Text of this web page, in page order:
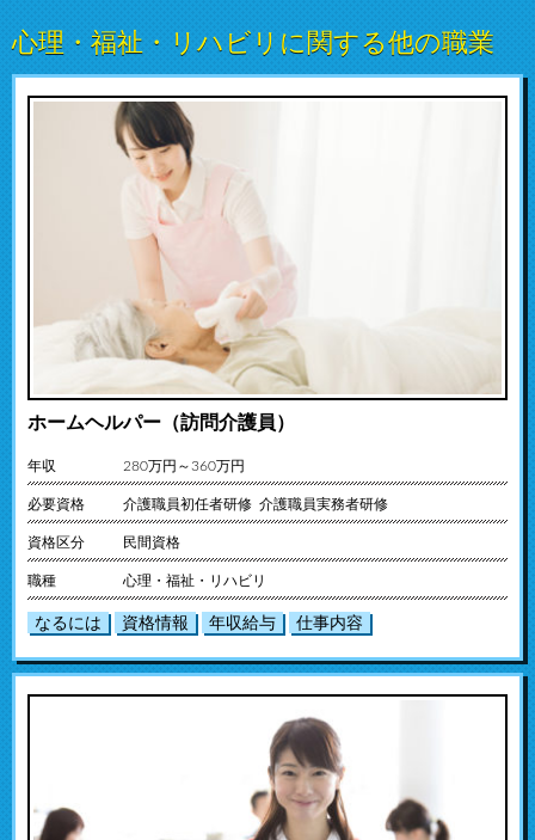
心理・福祉・リハビリに関する他の職業
ホームヘルパー（訪問介護員）
年収 280万円～360万円
必要資格 介護職員初任者研修 介護職員実務者研修
資格区分 民間資格
職種 心理・福祉・リハビリ
なるには 資格情報 年収給与 仕事内容